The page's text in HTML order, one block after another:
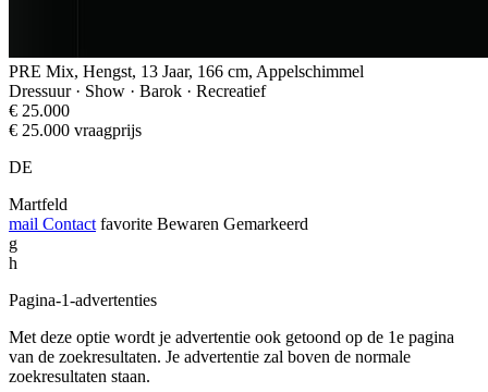
PRE Mix, Hengst, 13 Jaar, 166 cm, Appelschimmel
Dressuur · Show · Barok · Recreatief
€ 25.000
€ 25.000 vraagprijs
DE
Martfeld
mail Contact favorite Bewaren Gemarkeerd
g
h
Pagina-1-advertenties
Met deze optie wordt je advertentie ook getoond op de 1e pagina
van de zoekresultaten. Je advertentie zal boven de normale
zoekresultaten staan.